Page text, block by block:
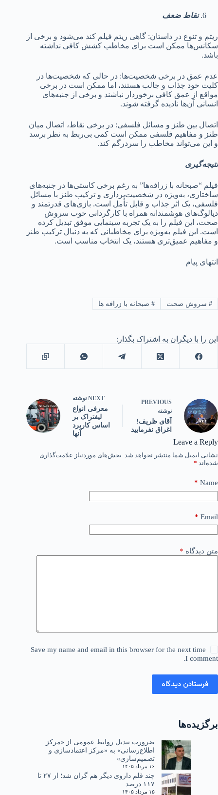
نقاط ضعف
ریتم و تنوع در داستان: گاهی ریتم فیلم کند می‌شود و برخی از
سکانس‌ها ممکن است برای مخاطب کشش کافی نداشته
باشد.
عدم عمق در برخی شخصیت‌ها: در حالی که شخصیت‌ها در
کلیت خود جذاب و جالب هستند، اما ممکن است در برخی
مواقع از عمق کافی برخوردار نباشند و برخی از جنبه‌های
انسانی آن‌ها نادیده گرفته شوند.
اتصال بین طنز و مسائل فلسفی: در برخی نقاط، اتصال میان
طنز و مفاهیم فلسفی ممکن است کمی بی‌ربط به نظر برسد
و این می‌تواند مخاطب را سردرگم کند.
نتیجه‌گیری
فیلم “صبحانه با زرافه‌ها” به رغم برخی کاستی‌ها در جنبه‌های
ساختاری، به‌ویژه در شخصیت‌پردازی و ترکیب طنز با مسائل
فلسفی، یک اثر جذاب و قابل تأمل است. بازی‌های قدرتمند و
دیالوگ‌های هوشمندانه همراه با کارگردانی خوب سروش
صحت، این فیلم را به یک تجربه سینمایی موفق تبدیل کرده
است. این فیلم به‌ویژه برای مخاطبانی که به دنبال ترکیب طنز
و مفاهیم عمیق‌تری هستند، یک انتخاب مناسب است.
انتهای پیام
#سروش صحت #صبحانه با زرافه ها
این را با دیگران به اشتراک بگذار:
PREVIOUS
نوشته
آقای ظریف!
اغراق نفرمایید
NEXT نوشته
معرفی انواع
لیفتراک بر
اساس کاربرد
آنها
Leave a Reply
نشانی ایمیل شما منتشر نخواهد شد. بخش‌های موردنیاز علامت‌گذاری
شده‌اند *
Name
*
Email
*
متن دیدگاه *
Save my name and email in this browser for the next time
I comment.
فرستادن دیدگاه
برگزیده‌ها
ضرورت تبدیل روابط عمومی از «مرکز
اطلاع‌رسانی» به «مرکز اعتمادسازی و
تصمیم‌سازی»
۱۶ مرداد ۱۴۰۵
چند قلم داروی دیگر هم گران شد؛ از ۲۷ تا
۱۱۷ درصد
۱۵ مرداد ۱۴۰۵